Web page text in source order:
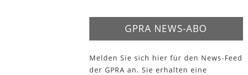
GPRA NEWS-ABO
Melden Sie sich hier für den News-Feed
der GPRA an. Sie erhalten eine